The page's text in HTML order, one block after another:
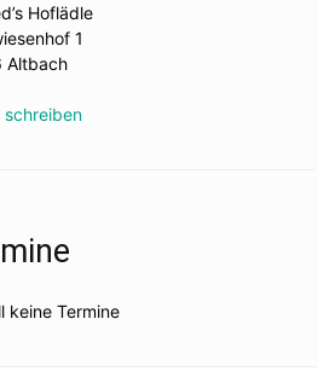
Hoflädle
1
Altbach
schreiben
keine Termine